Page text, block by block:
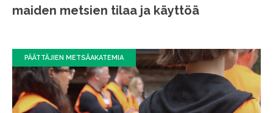
maiden metsien tilaa ja käyttöä
PÄÄTTÄJIEN METSÄAKATEMIA